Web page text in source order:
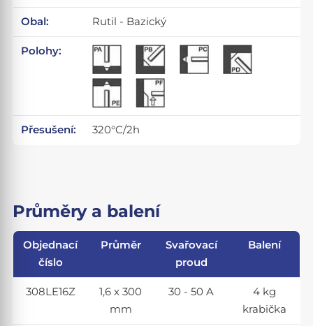
Obal: Rutil - Bazický
Polohy:
Přesušení: 320°C/2h
Průměry a balení
Objednací
číslo
Průměr
Svařovací
proud
Balení
308LE16Z
1,6 x 300
mm
30 - 50 A
4 kg
krabička